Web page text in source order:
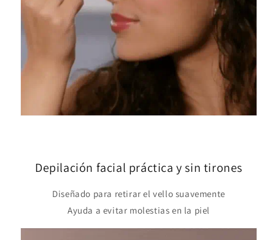
Depilación facial práctica y sin tirones
Diseñado para retirar el vello suavemente
Ayuda a evitar molestias en la piel